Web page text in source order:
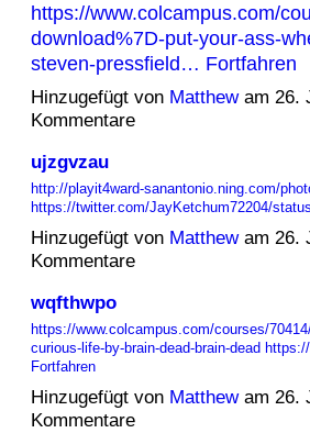
https://www.colcampus.com/
download%7D-put-your-ass-
steven-pressfield… Fortfahren
Hinzugefügt von Matthewam 26.
Kommentare
ujzgvzau
http://playit4ward-sanantonio.ning.com/
https://twitter.com/JayKetchum72204/
Hinzugefügt von Matthewam 26.
Kommentare
wqfthwpo
https://www.colcampus.com/courses/
curious-life-by-brain-dead-brain-dead
Fortfahren
Hinzugefügt von Matthewam 26.
Kommentare